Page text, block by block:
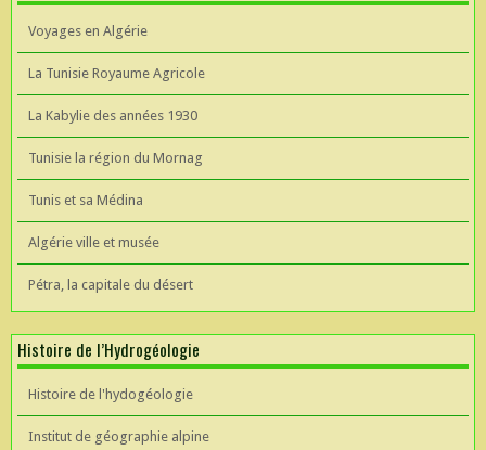
Voyages en Algérie
La Tunisie Royaume Agricole
La Kabylie des années 1930
Tunisie la région du Mornag
Tunis et sa Médina
Algérie ville et musée
Pétra, la capitale du désert
Histoire de l’Hydrogéologie
Histoire de l'hydogéologie
Institut de géographie alpine